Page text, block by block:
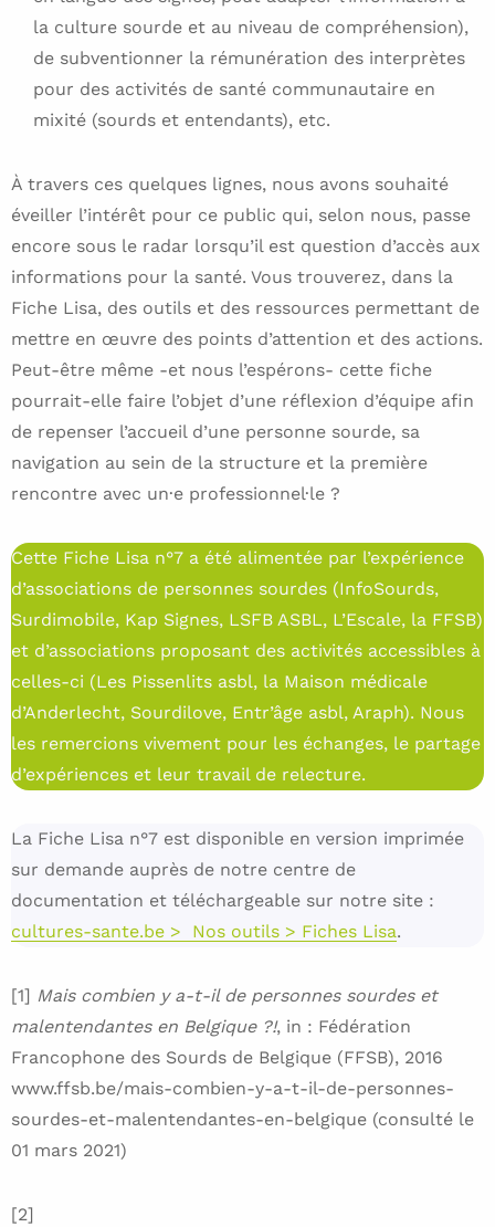
la culture sourde et au niveau de compréhension),
de subventionner la rémunération des interprètes
pour des activités de santé communautaire en
mixité (sourds et entendants), etc.
À travers ces quelques lignes, nous avons souhaité
éveiller l’intérêt pour ce public qui, selon nous, passe
encore sous le radar lorsqu’il est question d’accès aux
informations pour la santé. Vous trouverez, dans la
Fiche Lisa, des outils et des ressources permettant de
mettre en œuvre des points d’attention et des actions.
Peut-être même -et nous l’espérons- cette fiche
pourrait-elle faire l’objet d’une réflexion d’équipe afin
de repenser l’accueil d’une personne sourde, sa
navigation au sein de la structure et la première
rencontre avec un·e professionnel·le ?
Cette Fiche Lisa n°7 a été alimentée par l’expérience
d’associations de personnes sourdes (InfoSourds,
Surdimobile, Kap Signes, LSFB ASBL, L’Escale, la FFSB)
et d’associations proposant des activités accessibles à
celles-ci (Les Pissenlits asbl, la Maison médicale
d’Anderlecht, Sourdilove, Entr’âge asbl, Araph). Nous
les remercions vivement pour les échanges, le partage
d’expériences et leur travail de relecture.
La Fiche Lisa n°7 est disponible en version imprimée
sur demande auprès de notre centre de
documentation et téléchargeable sur notre site :
cultures-sante.be > Nos outils > Fiches Lisa.
[1] Mais combien y a-t-il de personnes sourdes et
malentendantes en Belgique ?!, in : Fédération
Francophone des Sourds de Belgique (FFSB), 2016
www.ffsb.be/mais-combien-y-a-t-il-de-personnes-
sourdes-et-malentendantes-en-belgique (consulté le
01 mars 2021)
[2]